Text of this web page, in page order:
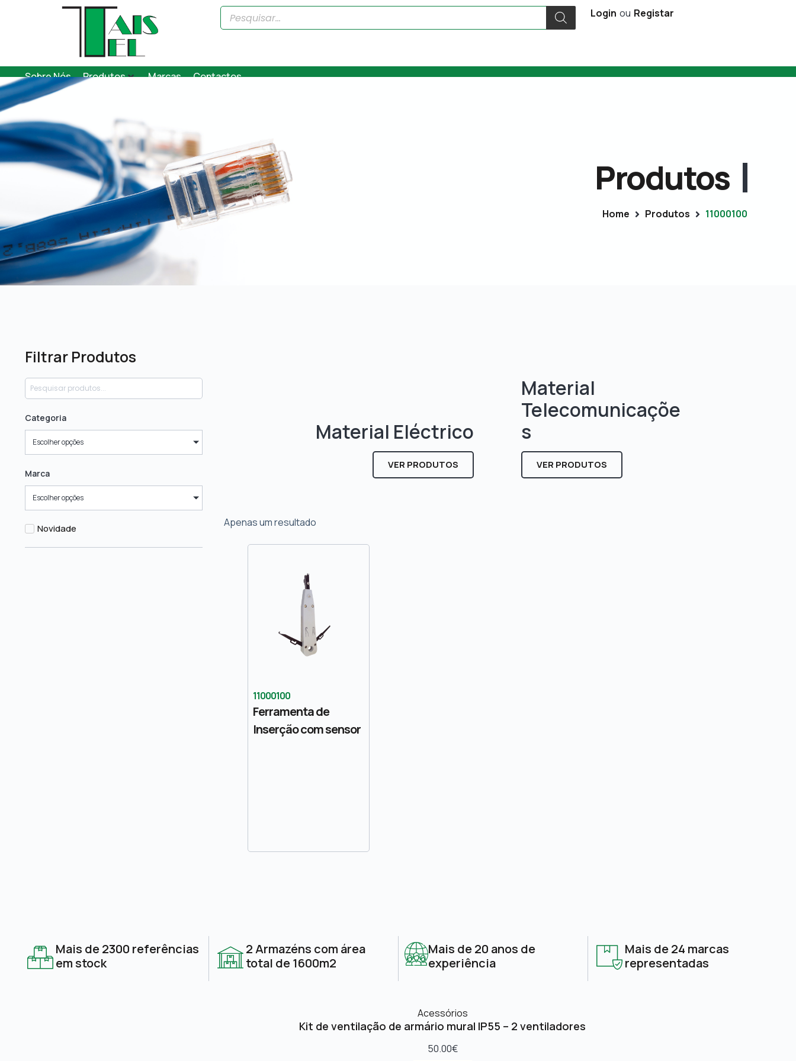
Login ou Registar
Sobre Nós Produtos Marcas Contactos
Produtos
Home Produtos 11000100
Filtrar Produtos
Categoria
Escolher opções
Marca
Escolher opções
Novidade
Material Eléctrico
VER PRODUTOS
Material
Telecomunicaçõe
s
VER PRODUTOS
Apenas um resultado
11000100
Ferramenta de
Inserção com sensor
Mais de 2300 referências
em stock
2 Armazéns com área
total de 1600m2
Mais de 20 anos de
experiência
Mais de 24 marcas
representadas
Acessórios
Kit de ventilação de armário mural IP55 – 2 ventiladores
50.00€